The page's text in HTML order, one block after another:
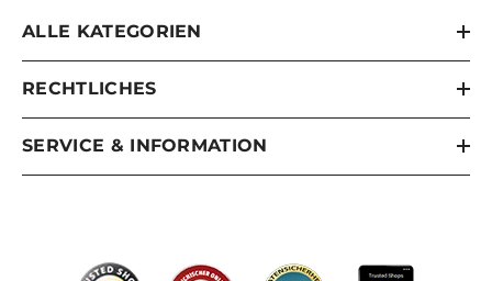
ALLE KATEGORIEN
RECHTLICHES
SERVICE & INFORMATION